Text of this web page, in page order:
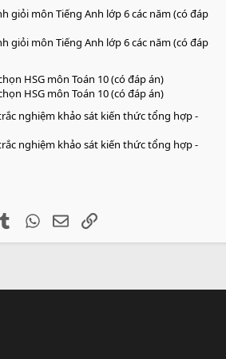
giỏi môn Tiếng Anh lớp 6 các năm (có đáp
giỏi môn Tiếng Anh lớp 6 các năm (có đáp
HSG môn Toán 10 (có đáp án)
HSG môn Toán 10 (có đáp án)
nghiệm khảo sát kiến thức tổng hợp -
nghiệm khảo sát kiến thức tổng hợp -
Tumblr WhatsApp
EmailLink